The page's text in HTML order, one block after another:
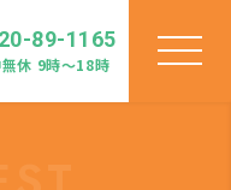
89-1165
休 9時〜18時